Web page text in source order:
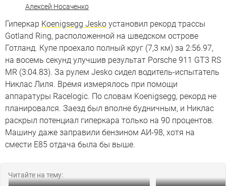
Алексей Носаченко
Гиперкар Koenigsegg Jesko установил рекорд трассы
Gotland Ring, расположенной на шведском острове
Готланд. Купе проехало полный круг (7,3 км) за 2:56.97,
на восемь секунд улучшив результат Porsche 911 GT3 RS
MR (3:04.83). За рулем Jesko сидел водитель-испытатель
Никлас Лиля. Время измерялось при помощи
аппаратуры Racelogic. По словам Koenigsegg, рекорд не
планировался. Заезд был вполне будничным, и Никлас
раскрыл потенциал гиперкара только на 90 процентов.
Машину даже заправили бензином АИ-98, хотя на
смести E85 отдача была бы выше.
Читайте на тему: